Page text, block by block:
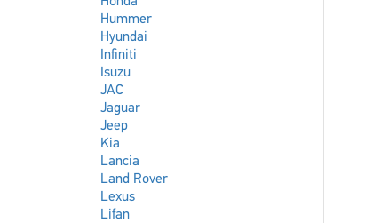
Hummer
Hyundai
Infiniti
Isuzu
JAC
Jaguar
Jeep
Kia
Lancia
Land Rover
Lexus
Lifan